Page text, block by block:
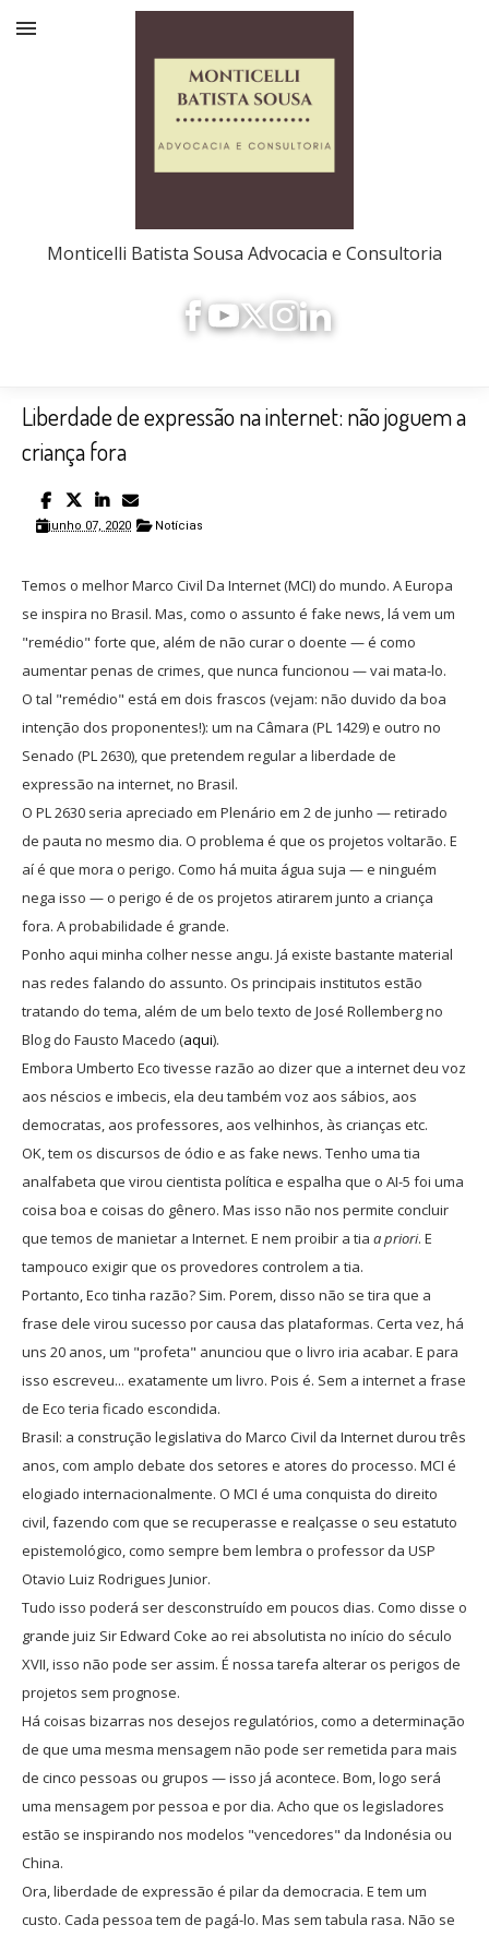
Monticelli Batista Sousa Advocacia e Consultoria
Liberdade de expressão na internet: não joguem a
criança fora
junho 07, 2020 Notícias
Temos o melhor Marco Civil Da Internet (MCI) do mundo. A Europa
se inspira no Brasil. Mas, como o assunto é fake news, lá vem um
"remédio" forte que, além de não curar o doente — é como
aumentar penas de crimes, que nunca funcionou — vai mata-lo.
O tal "remédio" está em dois frascos (vejam: não duvido da boa
intenção dos proponentes!): um na Câmara (PL 1429) e outro no
Senado (PL 2630), que pretendem regular a liberdade de
expressão na internet, no Brasil.
O PL 2630 seria apreciado em Plenário em 2 de junho — retirado
de pauta no mesmo dia. O problema é que os projetos voltarão. E
aí é que mora o perigo. Como há muita água suja — e ninguém
nega isso — o perigo é de os projetos atirarem junto a criança
fora. A probabilidade é grande.
Ponho aqui minha colher nesse angu. Já existe bastante material
nas redes falando do assunto. Os principais institutos estão
tratando do tema, além de um belo texto de José Rollemberg no
Blog do Fausto Macedo (aqui).
Embora Umberto Eco tivesse razão ao dizer que a internet deu voz
aos néscios e imbecis, ela deu também voz aos sábios, aos
democratas, aos professores, aos velhinhos, às crianças etc.
OK, tem os discursos de ódio e as fake news. Tenho uma tia
analfabeta que virou cientista política e espalha que o AI-5 foi uma
coisa boa e coisas do gênero. Mas isso não nos permite concluir
que temos de manietar a Internet. E nem proibir a tia a priori. E
tampouco exigir que os provedores controlem a tia.
Portanto, Eco tinha razão? Sim. Porem, disso não se tira que a
frase dele virou sucesso por causa das plataformas. Certa vez, há
uns 20 anos, um "profeta" anunciou que o livro iria acabar. E para
isso escreveu... exatamente um livro. Pois é. Sem a internet a frase
de Eco teria ficado escondida.
Brasil: a construção legislativa do Marco Civil da Internet durou três
anos, com amplo debate dos setores e atores do processo. MCI é
elogiado internacionalmente. O MCI é uma conquista do direito
civil, fazendo com que se recuperasse e realçasse o seu estatuto
epistemológico, como sempre bem lembra o professor da USP
Otavio Luiz Rodrigues Junior.
Tudo isso poderá ser desconstruído em poucos dias. Como disse o
grande juiz Sir Edward Coke ao rei absolutista no início do século
XVII, isso não pode ser assim. É nossa tarefa alterar os perigos de
projetos sem prognose.
Há coisas bizarras nos desejos regulatórios, como a determinação
de que uma mesma mensagem não pode ser remetida para mais
de cinco pessoas ou grupos — isso já acontece. Bom, logo será
uma mensagem por pessoa e por dia. Acho que os legisladores
estão se inspirando nos modelos "vencedores" da Indonésia ou
China.
Ora, liberdade de expressão é pilar da democracia. E tem um
custo. Cada pessoa tem de pagá-lo. Mas sem tabula rasa. Não se